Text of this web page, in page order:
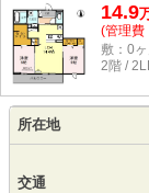
14.9
(管理費
敷：0
2階 /
所在地
交通